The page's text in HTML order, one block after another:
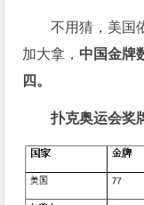
不用猜，美国
加大拿， 中国金牌
四。
扑克奥运会奖